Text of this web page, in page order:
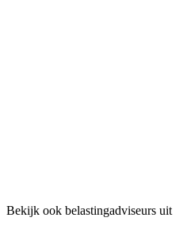
Bekijk ook belastingadviseurs uit